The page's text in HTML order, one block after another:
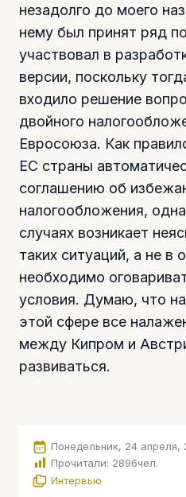
незадолго до моего
нему был принят ряд
участвовал в
версии, поскольку
входило решение
двойного
Евросоюза. Как
ЕС страны
соглашению об
налогообложения,
случаях возникает
таких ситуаций, а не
необходимо
условия. Думаю, что
этой сфере все
между Кипром и
развиваться.
Понедельник, 24 апреля,
Прочитали: 2896чел.
Интервью